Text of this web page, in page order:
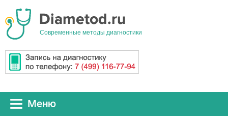
Cовременные методы диагностики
Меню